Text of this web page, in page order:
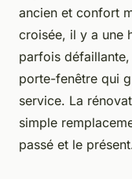
ancien et confort
croisée, il y a une
parfois
porte-fenêtre qui
service. La
simple
passé et le